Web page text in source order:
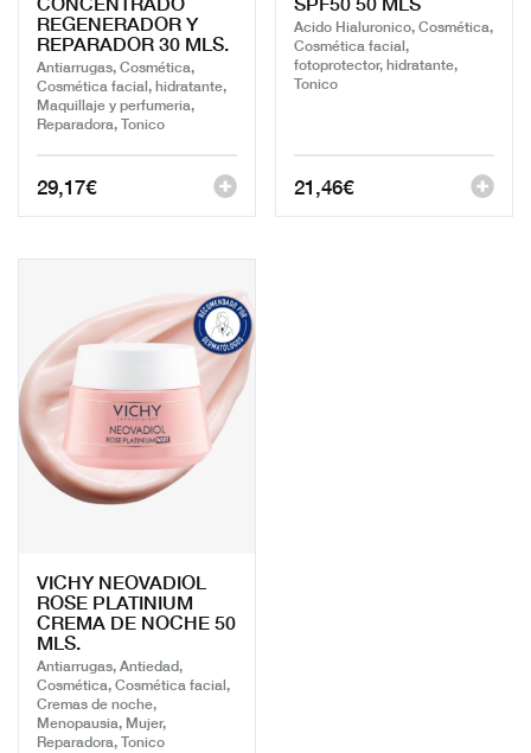
REGENERADOR Y
REPARADOR 30 MLS.
Antiarrugas, Cosmética,
Cosmética facial, hidratante,
Maquillaje y perfumeria,
Reparadora, Tonico
29,17€
Acido Hialuronico, Cosmética,
Cosmética facial,
fotoprotector, hidratante,
Tonico
21,46€
VICHY NEOVADIOL
ROSE PLATINIUM
CREMA DE NOCHE 50
MLS.
Antiarrugas, Antiedad,
Cosmética, Cosmética facial,
Cremas de noche,
Menopausia, Mujer,
Reparadora, Tonico